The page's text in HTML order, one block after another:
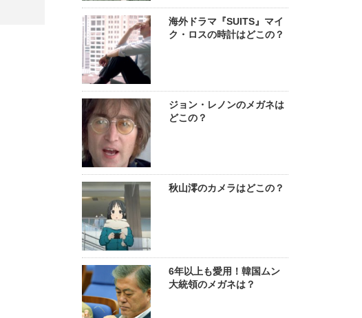
海外ドラマ『SUITS』マイ
ク・ロスの時計はどこの？
ジョン・レノンのメガネは
どこの？
秋山澪のカメラはどこの？
6年以上も愛用！韓国ムン
大統領のメガネは？